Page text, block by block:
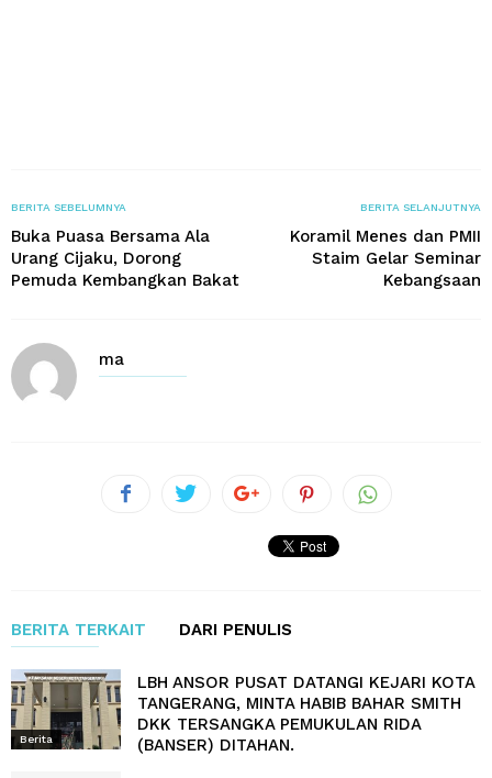
BERITA SEBELUMNYA
Buka Puasa Bersama Ala
Urang Cijaku, Dorong
Pemuda Kembangkan Bakat
BERITA SELANJUTNYA
Koramil Menes dan PMII
Staim Gelar Seminar
Kebangsaan
ma
BERITA TERKAIT DARI PENULIS
Berita
LBH ANSOR PUSAT DATANGI KEJARI KOTA
TANGERANG, MINTA HABIB BAHAR SMITH
DKK TERSANGKA PEMUKULAN RIDA
(BANSER) DITAHAN.